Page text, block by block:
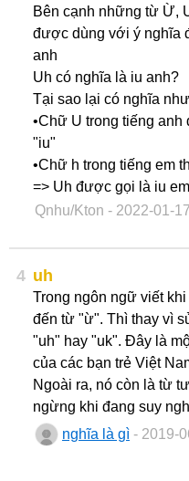
Bên cạnh những từ Ừ,
được dùng với ý nghĩa
anh
Uh có nghĩa là iu anh?
Tại sao lại có nghĩa
•Chữ U trong tiếng
"iu"
•Chữ h trong tiếng em
=> Uh được gọi là iu em
Qnhu/Kton - 2022-01-17
4 uh
Trong ngôn ngữ viết
đến từ "ừ". Thì thay vì
"uh" hay "uk". Đây là
của các bạn trẻ Việt
Ngoài ra, nó còn là từ
ngừng khi đang suy
nghĩa là gì - 2019-